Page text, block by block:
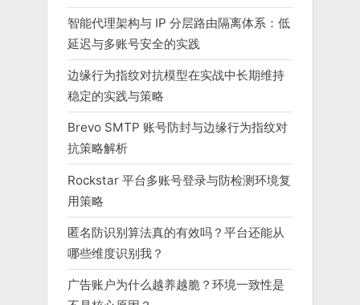
智能代理架构与 IP 分层路由隔离体系：低
延迟与多账号安全的实践
边缘行为指纹对抗模型在实战中长期维持
稳定的实践与策略
Brevo SMTP 账号防封与边缘行为指纹对
抗策略解析
Rockstar 平台多账号登录与防检测环境复
用策略
匿名防识别算法真的有效吗？平台还能从
哪些维度识别我？
广告账户为什么越养越脆？环境一致性是